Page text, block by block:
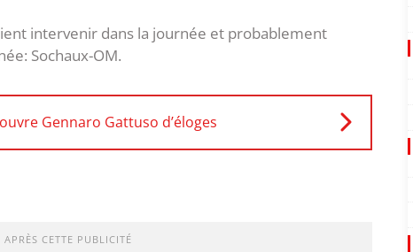
intervenir dans la journée et probablement
Sochaux-OM.
Gennaro Gattuso d’éloges
APRÈS CETTE PUBLICITÉ